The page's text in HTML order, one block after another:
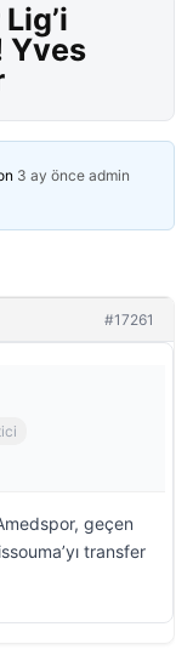
Yves
3 ay önce admin
#17261
geçen
transfer